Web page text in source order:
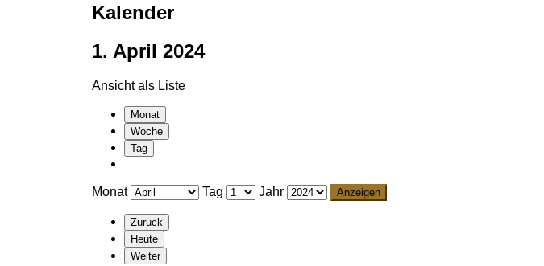
Kalender
1. April 2024
Ansicht als Liste
Monat
Woche
Tag
Monat Tag Jahr
Zurück
Heute
Weiter